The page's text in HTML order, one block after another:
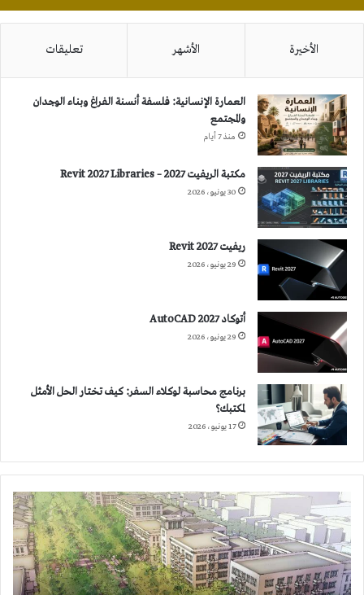
الأخيرة الأشهر تعليقات
العمارة الإنسانية: فلسفة أنسنة الفراغ وبناء الوجدان
والمجتمع
منذ 7 أيام
مكتبة الريفيت 2027 – Revit 2027 Libraries
30 يونيو، 2026
ريفيت 2027 Revit
29 يونيو، 2026
أتوكاد 2027 AutoCAD
29 يونيو، 2026
برنامج محاسبة لوكلاء السفر: كيف تختار الحل الأمثل
لمكتبك؟
17 يونيو، 2026
مبادئ
الجوار
المستدام